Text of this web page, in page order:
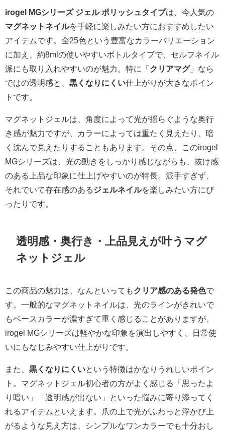
irogel MGシリーズ ジェル ポリッシュタイプは、今人気の
マグネットネイルを手軽に楽しみたい方におすすめしたい
アイテムです。全25色という豊富なカラーバリエーション
に加え、約8mlの使いやすいボトルタイプで、セルフネイル
派にも取り入れやすいのが魅力。特に「クリアマグ」なら
ではの透明感と、 黒くなりにくい仕上がりが大きなポイン
トです。
マグネットジェルは、角度によって光が揺らぐような奥行
き感が魅力ですが、カラーによっては重たく見えたり、暗
く沈んで見えたりすることもあります。その点、このirogel
MGシリーズは、光の動きをしっかり感じながらも、抜け感
のある上品な印象に仕上げやすいのが特長。派手すぎず、
それでいて存在感のあるジェルネイルを楽しみたい方にぴ
ったりです。
透明感・奥行き・上品見えが叶うマグ
ネットジェル
この商品の魅力は、なんといってもクリア感のある発色で
す。一般的なマグネットネイルは、光のラインがきれいで
もベースカラーが濃すぎて重く感じることがありますが、
irogel MGシリーズは軽やかな印象を演出しやすく、日常使
いにもなじみやすい仕上がりです。
また、 黒くなりにくいという特徴はかなりうれしいポイン
ト。マグネットジェル初心者の方がよく感じる「思ったよ
り暗い」「透明感が出ない」といった悩みに寄り添ってく
れるアイテムといえます。爪の上で光がふわっと浮かび上
がるような見え方は、シンプルなワンカラーでも十分おし